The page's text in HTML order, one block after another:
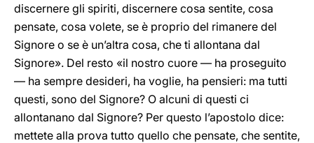
discernere gli spiriti, discernere cosa sentite, cosa
pensate, cosa volete, se è proprio del rimanere del
Signore o se è un’altra cosa, che ti allontana dal
Signore». Del resto «il nostro cuore — ha proseguito
— ha sempre desideri, ha voglie, ha pensieri: ma tutti
questi, sono del Signore? O alcuni di questi ci
allontanano dal Signore? Per questo l’apostolo dice:
mettete alla prova tutto quello che pensate, che sentite,